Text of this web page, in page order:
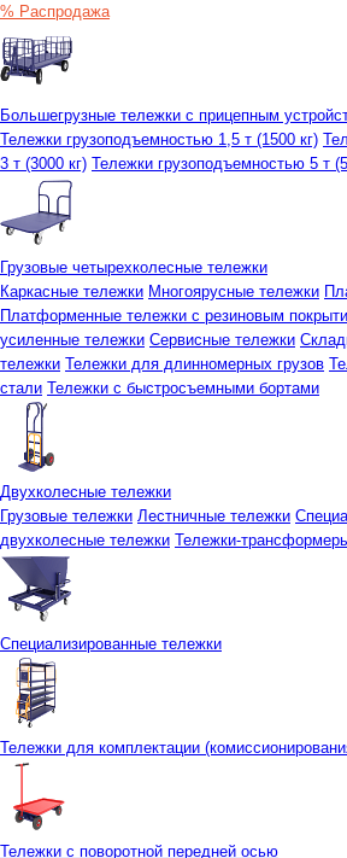
% Распродажа
Большегрузные тележки с прицепным
Тележки грузоподъемностью 1,5 т (1500 кг)
3 т (3000 кг) Тележки грузоподъемностью 5 т
Грузовые четырехколесные тележки
Каркасные тележки Многоярусные тележки
Платформенные тележки с резиновым
усиленные тележки Сервисные тележки
тележки Тележки для длинномерных грузов
стали Тележки с быстросъемными бортами
Двухколесные тележки
Грузовые тележки Лестничные тележки
двухколесные тележки Тележки-
Специализированные тележки
Тележки для комплектации
Тележки с поворотной передней осью